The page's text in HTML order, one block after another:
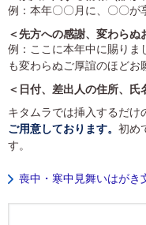
例：本年〇〇月に、〇〇が
＜先方への感謝、変わらぬ
例：ここに本年中に賜りま
も変わらぬご厚誼のほどお
＜日付、差出人の住所、氏
キタムラでは挿入するだけ
ご用意しております。 初め
す。
喪中・寒中見舞いはがき